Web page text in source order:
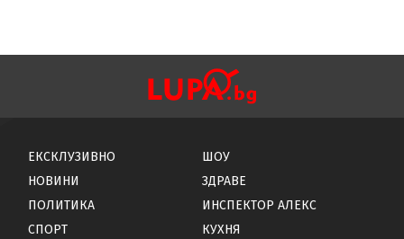
ЕКСКЛУЗИВНО
НОВИНИ
ПОЛИТИКА
СПОРТ
ШОУ
ЗДРАВЕ
ИНСПЕКТОР АЛЕКС
КУХНЯ